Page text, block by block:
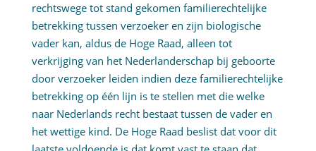
rechtswege tot stand gekomen familierechtelijke
betrekking tussen verzoeker en zijn biologische
vader kan, aldus de Hoge Raad, alleen tot
verkrijging van het Nederlanderschap bij geboorte
door verzoeker leiden indien deze familierechtelijke
betrekking op één lijn is te stellen met die welke
naar Nederlands recht bestaat tussen de vader en
het wettige kind. De Hoge Raad beslist dat voor dit